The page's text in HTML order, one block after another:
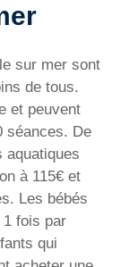
sur mer sont
de tous.
et peuvent
séances. De
aquatiques
à 115€ et
Les bébés
1 fois par
qui